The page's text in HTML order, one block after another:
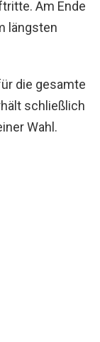
Am Ende
längsten
die gesamte
schließlich
Wahl.